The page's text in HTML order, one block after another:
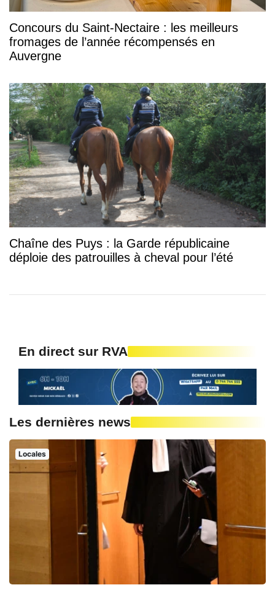
Concours du Saint-Nectaire : les meilleurs
fromages de l’année récompensés en
Auvergne
Chaîne des Puys : la Garde républicaine
déploie des patrouilles à cheval pour l’été
En direct sur RVA
Les dernières news
Locales